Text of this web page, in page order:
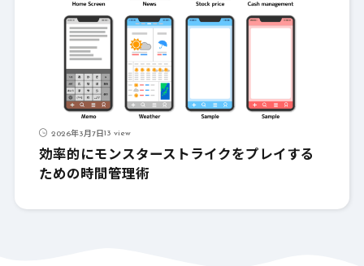
2026年3月7日13 view
効率的にモンスターストライクをプレイする
ための時間管理術